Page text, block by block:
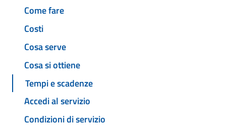
Come fare
Costi
Cosa serve
Cosa si ottiene
Tempi e scadenze
Accedi al servizio
Condizioni di servizio